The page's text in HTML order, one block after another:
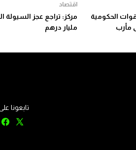
الحكومية
مأرب
اقتصاد
مليار درهم
تابعونا